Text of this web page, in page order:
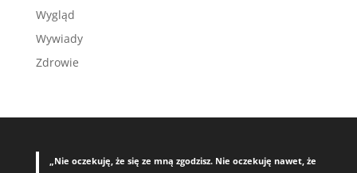
Wygląd
Wywiady
Zdrowie
„Nie oczekuję, że się ze mną zgodzisz. Nie oczekuję nawet, że